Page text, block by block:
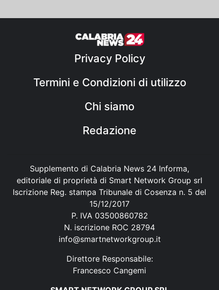
Privacy Policy
Termini e Condizioni di utilizzo
Chi siamo
Redazione
Supplemento di Calabria News 24 Informa,
editoriale di proprietà di Smart Network Group srl
Iscrizione Reg. stampa Tribunale di Cosenza n. 5 del
15/12/2017
P. IVA 03500860782
N. iscrizione ROC 28794
info@smartnetworkgroup.it
Direttore Responsabile:
Francesco Cangemi